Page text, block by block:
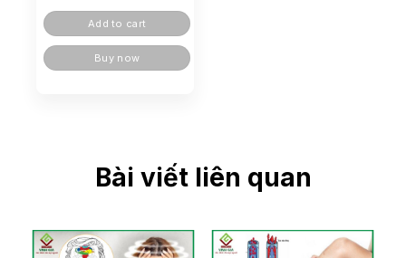
Add to cart
Buy now
Bài viết liên quan